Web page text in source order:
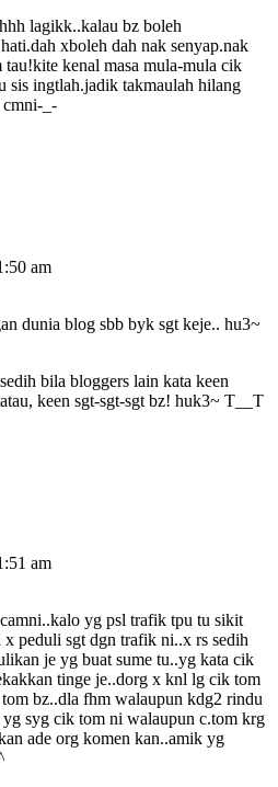
lagikk..kalau bz boleh
xboleh dah nak senyap.nak
kenal masa mula-mula cik
sis ingtlah.jadik takmaulah hilang
cmni-_-
am
dunia blog sbb byk sgt keje.. hu3~
bila bloggers lain kata keen
keen sgt-sgt-sgt bz! huk3~ T__T
am
yg psl trafik tpu tu sikit
x peduli sgt dgn trafik ni..x rs sedih
je yg buat sume tu..yg kata cik
tinge je..dorg x knl lg cik tom
bz..dla fhm walaupun kdg2 rindu
syg cik tom ni walaupun c.tom krg
ade org komen kan..amik yg